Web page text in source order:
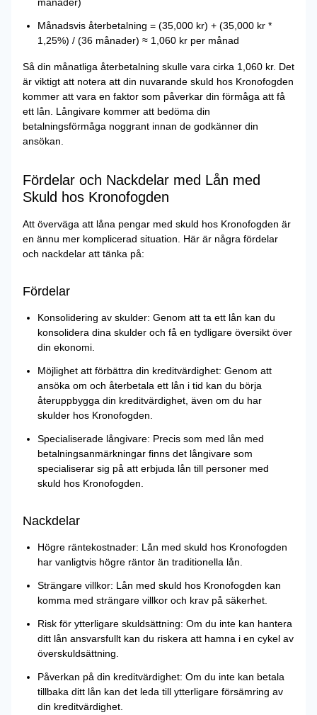
Månadsvis återbetalning = (35,000 kr) + (35,000 kr *
1,25%) / (36 månader) ≈ 1,060 kr per månad
Så din månatliga återbetalning skulle vara cirka 1,060 kr. Det
är viktigt att notera att din nuvarande skuld hos Kronofogden
kommer att vara en faktor som påverkar din förmåga att få
ett lån. Långivare kommer att bedöma din
betalningsförmåga noggrant innan de godkänner din
ansökan.
Fördelar och Nackdelar med Lån med
Skuld hos Kronofogden
Att överväga att låna pengar med skuld hos Kronofogden är
en ännu mer komplicerad situation. Här är några fördelar
och nackdelar att tänka på:
Fördelar
Konsolidering av skulder: Genom att ta ett lån kan du
konsolidera dina skulder och få en tydligare översikt över
din ekonomi.
Möjlighet att förbättra din kreditvärdighet: Genom att
ansöka om och återbetala ett lån i tid kan du börja
återuppbygga din kreditvärdighet, även om du har
skulder hos Kronofogden.
Specialiserade långivare: Precis som med lån med
betalningsanmärkningar finns det långivare som
specialiserar sig på att erbjuda lån till personer med
skuld hos Kronofogden.
Nackdelar
Högre räntekostnader: Lån med skuld hos Kronofogden
har vanligtvis högre räntor än traditionella lån.
Strängare villkor: Lån med skuld hos Kronofogden kan
komma med strängare villkor och krav på säkerhet.
Risk för ytterligare skuldsättning: Om du inte kan hantera
ditt lån ansvarsfullt kan du riskera att hamna i en cykel av
överskuldsättning.
Påverkan på din kreditvärdighet: Om du inte kan betala
tillbaka ditt lån kan det leda till ytterligare försämring av
din kreditvärdighet.